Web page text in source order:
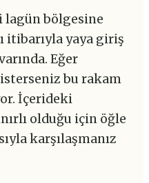
bölgesine
itibarıyla yaya giriş
Eğer
bu rakam
İçerideki
olduğu için öğle
karşılaşmanız